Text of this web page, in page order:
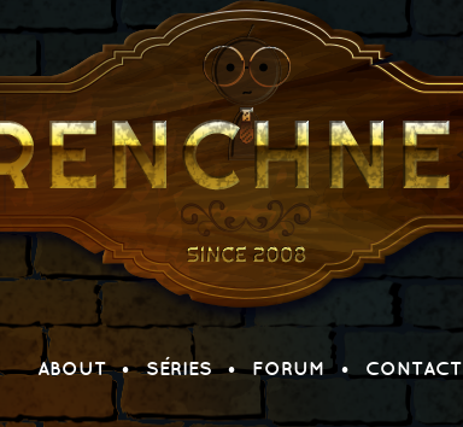
ABOUT SÉRIES FORUM CONTACT